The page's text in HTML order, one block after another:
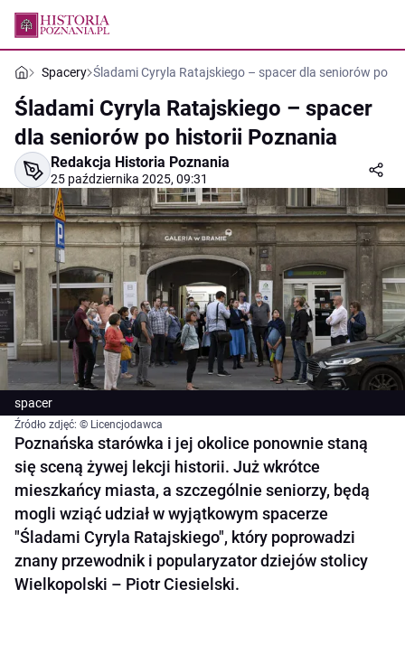
Spacery Śladami Cyryla Ratajskiego – spacer dla seniorów po
Śladami Cyryla Ratajskiego – spacer
dla seniorów po historii Poznania
Redakcja Historia Poznania
25 października 2025, 09:31
spacer
Źródło zdjęć: © Licencjodawca
Poznańska starówka i jej okolice ponownie staną
się sceną żywej lekcji historii. Już wkrótce
mieszkańcy miasta, a szczególnie seniorzy, będą
mogli wziąć udział w wyjątkowym spacerze
"Śladami Cyryla Ratajskiego", który poprowadzi
znany przewodnik i popularyzator dziejów stolicy
Wielkopolski – Piotr Ciesielski.